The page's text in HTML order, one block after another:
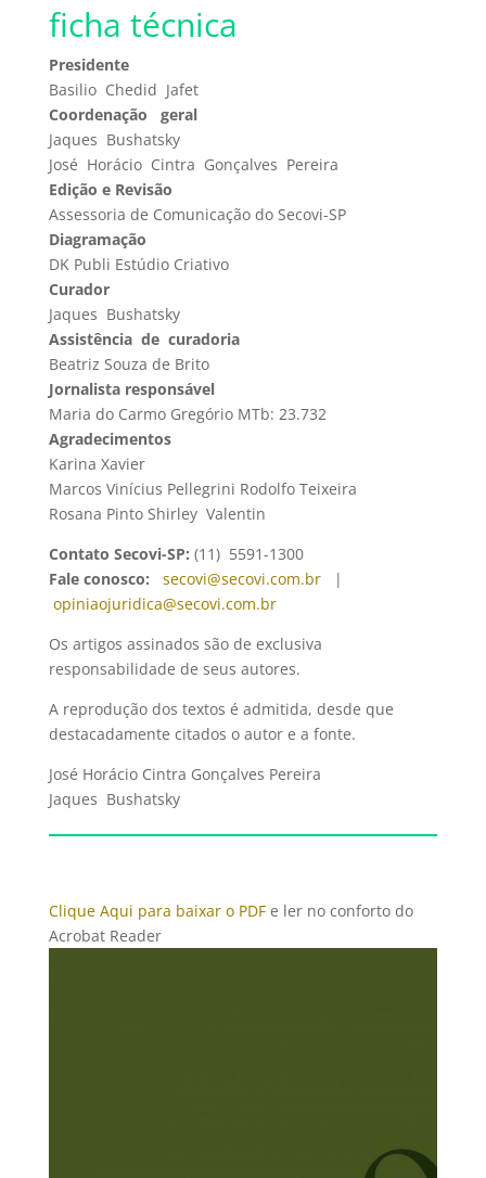
ficha técnica
Presidente
Basilio Chedid Jafet
Coordenação geral
Jaques Bushatsky
José Horácio Cintra Gonçalves Pereira
Edição e Revisão
Assessoria de Comunicação do Secovi-SP
Diagramação
DK Publi Estúdio Criativo
Curador
Jaques Bushatsky
Assistência de curadoria
Beatriz Souza de Brito
Jornalista responsável
Maria do Carmo Gregório MTb: 23.732
Agradecimentos
Karina Xavier
Marcos Vinícius Pellegrini Rodolfo Teixeira
Rosana Pinto Shirley Valentin
Contato Secovi-SP: (11) 5591-1300
Fale conosco: secovi@secovi.com.br
|
opiniaojuridica@secovi.com.br
Os artigos assinados são de exclusiva
responsabilidade de seus autores.
A reprodução dos textos é admitida, desde que
destacadamente citados o autor e a fonte.
José Horácio Cintra Gonçalves Pereira
Jaques Bushatsky
Clique Aqui para baixar o PDFe ler no conforto do
Acrobat Reader